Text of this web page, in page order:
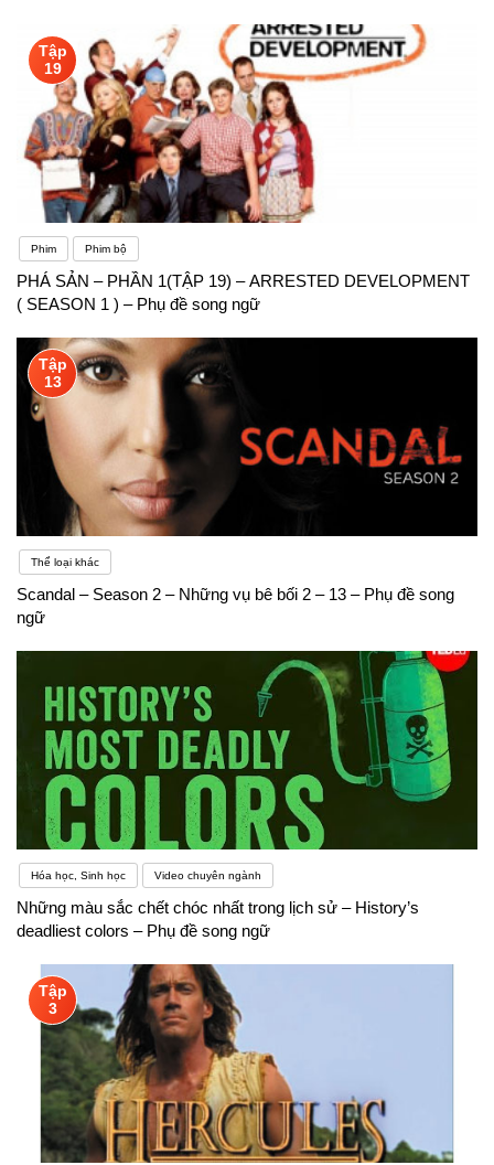
Tập
19
Phim Phim bộ
PHÁ SẢN – PHẦN 1(TẬP 19) – ARRESTED DEVELOPMENT
( SEASON 1 ) – Phụ đề song ngữ
Tập
13
Thể loại khác
Scandal – Season 2 – Những vụ bê bối 2 – 13 – Phụ đề song
ngữ
Hóa học, Sinh học Video chuyên ngành
Những màu sắc chết chóc nhất trong lịch sử – History’s
deadliest colors – Phụ đề song ngữ
Tập
3